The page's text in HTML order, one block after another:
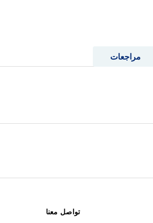
مراجعات
تواصل معنا